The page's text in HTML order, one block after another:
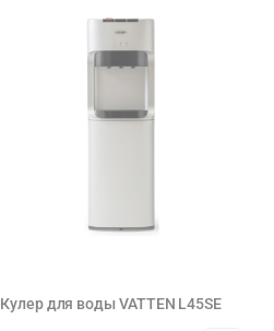
Кулер для воды VATTEN L45SE